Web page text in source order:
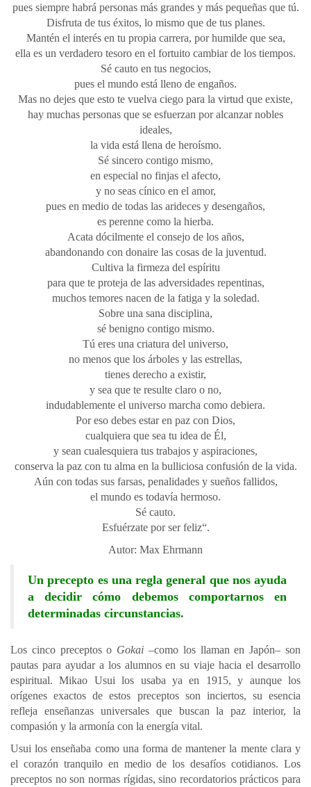
pues siempre habrá personas más grandes y más pequeñas que tú.
Disfruta de tus éxitos, lo mismo que de tus planes.
Mantén el interés en tu propia carrera, por humilde que sea,
ella es un verdadero tesoro en el fortuito cambiar de los tiempos.
Sé cauto en tus negocios,
pues el mundo está lleno de engaños.
Mas no dejes que esto te vuelva ciego para la virtud que existe,
hay muchas personas que se esfuerzan por alcanzar nobles
ideales,
la vida está llena de heroísmo.
Sé sincero contigo mismo,
en especial no finjas el afecto,
y no seas cínico en el amor,
pues en medio de todas las arideces y desengaños,
es perenne como la hierba.
Acata dócilmente el consejo de los años,
abandonando con donaire las cosas de la juventud.
Cultiva la firmeza del espíritu
para que te proteja de las adversidades repentinas,
muchos temores nacen de la fatiga y la soledad.
Sobre una sana disciplina,
sé benigno contigo mismo.
Tú eres una criatura del universo,
no menos que los árboles y las estrellas,
tienes derecho a existir,
y sea que te resulte claro o no,
indudablemente el universo marcha como debiera.
Por eso debes estar en paz con Dios,
cualquiera que sea tu idea de Él,
y sean cualesquiera tus trabajos y aspiraciones,
conserva la paz con tu alma en la bulliciosa confusión de la vida.
Aún con todas sus farsas, penalidades y sueños fallidos,
el mundo es todavía hermoso.
Sé cauto.
Esfuérzate por ser feliz“.
Autor: Max Ehrmann
Un precepto es una regla general que nos ayuda
a decidir cómo debemos comportarnos en
determinadas circunstancias.
Los cinco preceptos o Gokai –como los llaman en Japón– son
pautas para ayudar a los alumnos en su viaje hacia el desarrollo
espiritual. Mikao Usui los usaba ya en 1915, y aunque los
orígenes exactos de estos preceptos son inciertos, su esencia
refleja enseñanzas universales que buscan la paz interior, la
compasión y la armonía con la energía vital.
Usui los enseñaba como una forma de mantener la mente clara y
el corazón tranquilo en medio de los desafíos cotidianos. Los
preceptos no son normas rígidas, sino recordatorios prácticos para